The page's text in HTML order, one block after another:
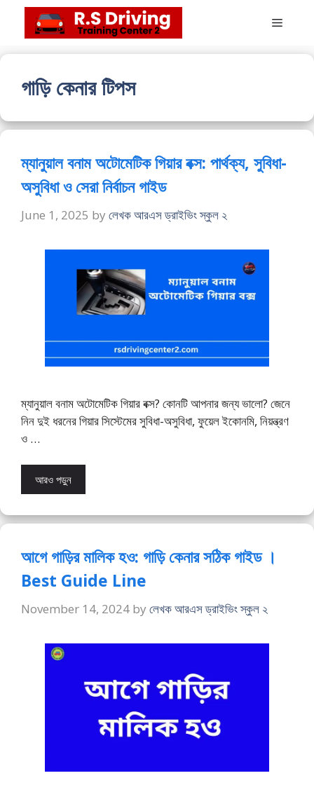
content
Menu
গাড়ি কেনার টিপস
ম্যানুয়াল বনাম অটোমেটিক গিয়ার বক্স: পার্থক্য, সুবিধা-
অসুবিধা ও সেরা নির্বাচন গাইড
June 1, 2025 by লেখক আরএস ড্রাইভিং স্কুল ২
ম্যানুয়াল বনাম অটোমেটিক গিয়ার বক্স? কোনটি আপনার জন্য ভালো? জেনে
নিন দুই ধরনের গিয়ার সিস্টেমের সুবিধা-অসুবিধা, ফুয়েল ইকোনমি, নিয়ন্ত্রণ
ও …
আরও পড়ুন
আগে গাড়ির মালিক হও: গাড়ি কেনার সঠিক গাইড ।
Best Guide Line
November 14, 2024 by লেখক আরএস ড্রাইভিং স্কুল ২